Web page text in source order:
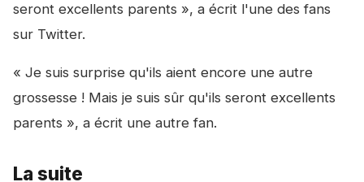
seront excellents parents », a écrit l'une des fans
sur Twitter.
« Je suis surprise qu'ils aient encore une autre
grossesse ! Mais je suis sûr qu'ils seront excellents
parents », a écrit une autre fan.
La suite